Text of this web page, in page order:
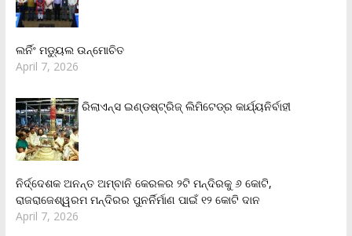
ଲର୍ନିଂ ମଡ୍ୟୁଲ ଉନ୍ମୋଚିତ
April 7, 2026
ରିଲାଏନ୍‌ସ ଇଣ୍ଡଷ୍ଟ୍ରିଜ୍ ଲିମିଟେଡ୍‌ର କାର୍ଯ୍ୟନିର୍ବାହୀ
ନିର୍ଦ୍ଦେଶକ ଅନନ୍ତ ଅମ୍ବାନି କେରଳର ୨ଟି ମନ୍ଦିରକୁ ୬ କୋଟି,
ରାଜରାଜେଶ୍ୱରମ ମନ୍ଦିରର ପୁନର୍ନିର୍ମାଣ ପାଇଁ ୧୨ କୋଟି ଦାନ
April 7, 2026